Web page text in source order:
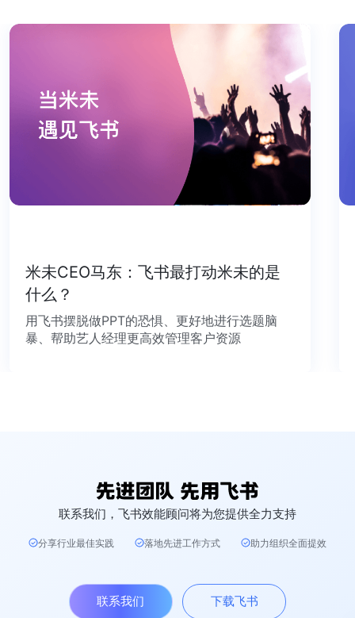
米未CEO马东：飞书最打动米未的是
什么？
用飞书摆脱做PPT的恐惧、更好地进行选题脑
暴、帮助艺人经理更高效管理客户资源
联系我们，飞书效能顾问将为您提供全力支持
分享行业最佳实践 落地先进工作方式 助力组织全面提效
联系我们 下载飞书